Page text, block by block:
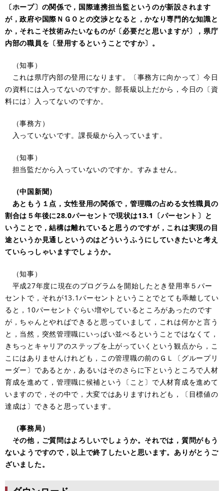
〔ホープ〕の関係で，国際連携担当監というのが新設されます
が，政府や国際ＮＧＯとの交渉となると，かなり専門的な知識と
か，それこそ技術みたいなものが〔必要だと思いますが〕，県庁
内部の職員を〔登用するということですか〕。
（知事）
これは県庁内部の登用になります。〔事務方に向かって〕今日
の資料には入ってないのですか。部長級以上だから，今日の〔資
料には〕入ってないのですか。
（事務方）
入っていないです。課長級から入っています。
（知事）
担当監だから入っていないのですか。すみません。
（中国新聞）
あともう１点，女性登用の関係で，管理職の占める女性職員の
割合は５年後に28.0パーセントで現状は13.1〔パーセント〕と
いうことで，結構は離れていると思うのですが，これは実現の目
途というか見通しというのはどういうふうにしていきたいと考え
ていらっしゃいますでしょうか。
（知事）
平成27年度に現在のプログラムを開始したとき登用率５パー
セントで，それが13.1パーセントということでとても乖離してい
ると，10パーセントぐらい増やしているところがあったのです
が，ちゃんとやればできると思っていまして，これは何かと言う
と，当然，突然管理職にいっぱい並べるということではなくて，
きちっとキャリアのステップを上がっていくという観点から，こ
こにはありませんけれども，この管理職の前のＧＬ〔グループリ
ーダー〕であるとか，あるいはそのさらに下というところで人材
育成を進めて，管理職に候補という〔こと〕で人材育成を進めて
いますので，その中で，大変ではありますけれども，〔目標値の
達成は〕できると思っています。
（事務局）
その他，ご質問はよろしいでしょうか。それでは，質問がもう
ないようですので，以上で終了したいと思います。ありがとうご
ざいました。